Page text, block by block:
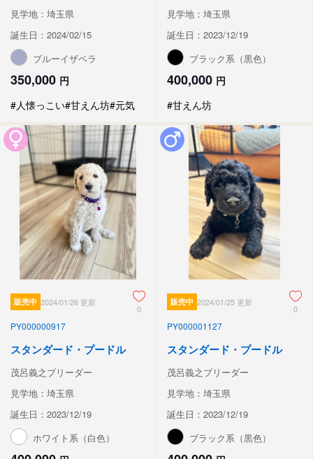
見学地：埼玉県
誕生日：2024/02/15
ブルーイザベラ
350,000 円
#人懐っこい#甘えん坊#元気
見学地：埼玉県
誕生日：2023/12/19
ブラック系（黒色）
400,000 円
#甘えん坊
販売中 2024/01/26 更新
0
PY000000917
スタンダード・プードル
茂呂義之ブリーダー
見学地：埼玉県
誕生日：2023/12/19
ホワイト系（白色）
販売中 2024/01/25 更新
0
PY000001127
スタンダード・プードル
茂呂義之ブリーダー
見学地：埼玉県
誕生日：2023/12/19
ブラック系（黒色）